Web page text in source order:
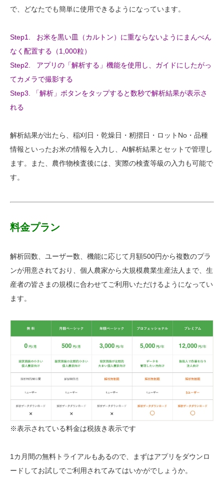
で、どなたでも簡単に使用できるようになっています。
Step1. お米を黒い皿（カルトン）に重ならないようにまんべん
なく配置する（1,000粒）
Step2. アプリの「解析する」機能を使用し、ガイドにしたがっ
てカメラで撮影する
Step3. 「解析」ボタンをタップすると数秒で解析結果が表示さ
れる
解析結果が出たら、稲刈日・乾燥日・籾摺日・ロットNo・品種
情報といったお米の情報を入力し、AI解析結果とセットで管理し
ます。また、農作物検査後には、実際の検査等級の入力も可能で
す。
料金プラン
解析回数、ユーザー数、機能に応じて月額500円から複数のプラ
ンが用意されており、個人農家から大規模農業生産法人まで、生
産者の皆さまの規模に合わせてご利用いただけるようになってい
ます。
※表示されている料金は税抜き表示です
1カ月間の無料トライアルもあるので、まずはアプリをダウンロ
ードしてお試しでご利用されてみてはいかがでしょうか。